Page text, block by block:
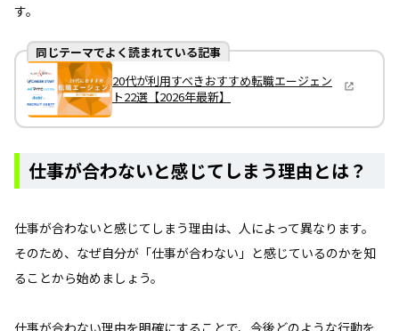
す。
同じテーマでよく読まれている記事
20代が利用すべきおすすめ転職エージェン
ト22選【2026年最新】
仕事が合わないと感じてしまう理由とは？
仕事が合わないと感じてしまう理由は、人によって異なります。
そのため、なぜ自分が「仕事が合わない」と感じているのかを知
ることから始めましょう。
仕事が合わない理由を明確にすることで、今後どのような行動を